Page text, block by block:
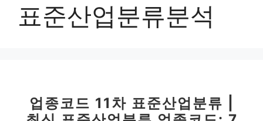
표준산업분류분석
업종코드 11차 표준산업분류 |